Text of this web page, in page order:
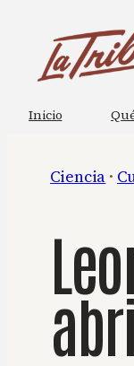
contenido
Inicio
Ciencia ·